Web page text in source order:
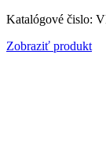
Katalógové čislo:
Zobraziť produkt